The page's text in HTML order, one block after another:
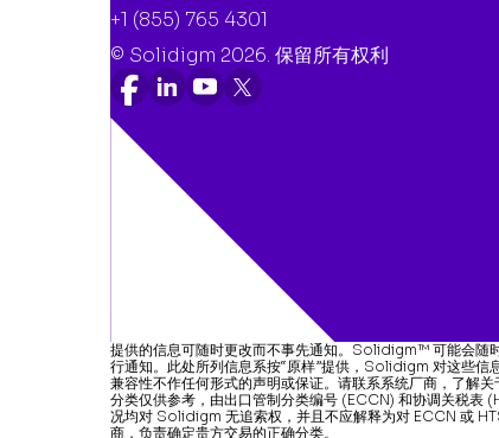
+1 (855) 765 4301
© Solidigm 2026. 保留所有权利
提供的信息可随时更改而不事先通知。Solidigm™ 可能会随
行通知。此处所列信息系按“原样”提供，Solidigm 对这些信
兼容性不作任何形式的声明或保证。请联系系统厂商，了解
分类仅供参考，由出口管制分类编号 (ECCN) 和协调关税表
况均对 Solidigm 无追索权，并且不应解释为对 ECCN 或
商，负责确定贵方交易的正确分类。